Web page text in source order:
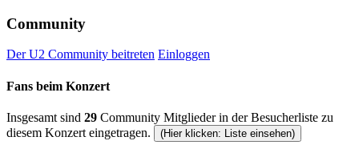
Community
Der U2 Community beitreten Einloggen
Fans beim Konzert
Insgesamt sind 29 Community Mitglieder in der Besucherliste zu
diesem Konzert eingetragen.
(Hier klicken: Liste einsehen)